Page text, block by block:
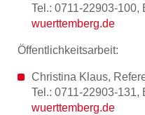
Tel.: 0711-22903-100,
wuerttemberg.de
Öffentlichkeitsarbeit:
Christina Klaus,
Tel.: 0711-22903-131,
wuerttemberg.de